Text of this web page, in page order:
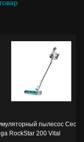
пылесос
RockStar 200 Vital